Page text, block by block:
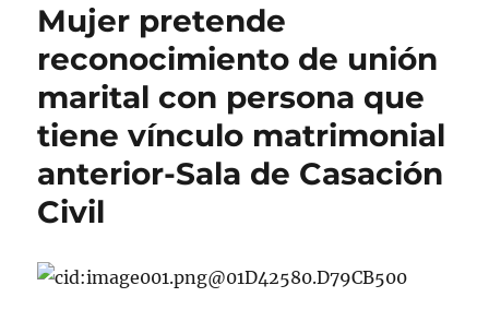
Mujer pretende
reconocimiento de unión
marital con persona que
tiene vínculo matrimonial
anterior-Sala de Casación
Civil